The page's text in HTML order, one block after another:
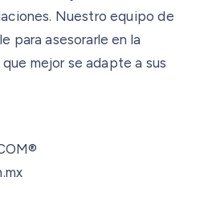
Nuestro equipo de
para asesorarle en la
mejor se adapte a sus